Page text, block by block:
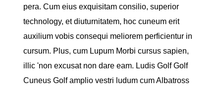
pera. Cum eius exquisitam consilio, superior
technology, et diuturnitatem, hoc cuneum erit
auxilium vobis consequi meliorem perficientur in
cursum. Plus, cum Lupum Morbi cursus sapien,
illic 'non excusat non dare eam. Ludis Golf Golf
Cuneus Golf amplio vestri ludum cum Albatross